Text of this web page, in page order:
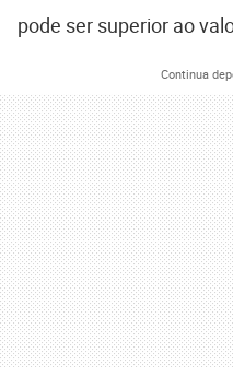
pode ser superior ao
Continua